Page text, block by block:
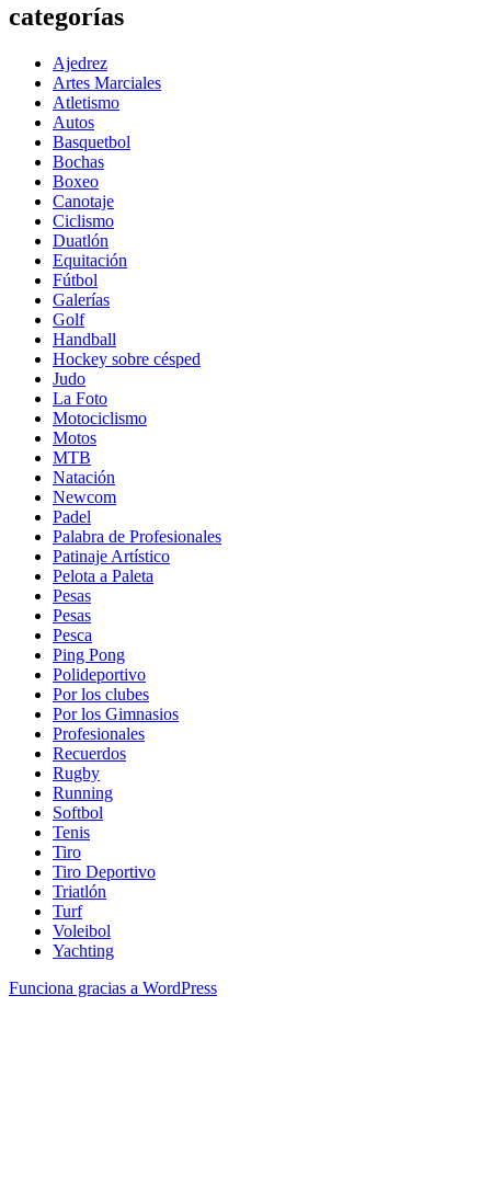
categorías
Ajedrez
Artes Marciales
Atletismo
Autos
Basquetbol
Bochas
Boxeo
Canotaje
Ciclismo
Duatlón
Equitación
Fútbol
Galerías
Golf
Handball
Hockey sobre césped
Judo
La Foto
Motociclismo
Motos
MTB
Natación
Newcom
Padel
Palabra de Profesionales
Patinaje Artístico
Pelota a Paleta
Pesas
Pesas
Pesca
Ping Pong
Polideportivo
Por los clubes
Por los Gimnasios
Profesionales
Recuerdos
Rugby
Running
Softbol
Tenis
Tiro
Tiro Deportivo
Triatlón
Turf
Voleibol
Yachting
Funciona gracias a WordPress